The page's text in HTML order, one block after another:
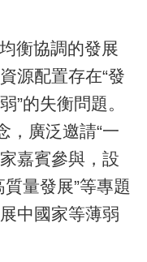
衡協調的發展
源配置存在“發
”的失衡問題。
，廣泛邀請“一
嘉賓參與，設
量發展”等專題
中國家等薄弱